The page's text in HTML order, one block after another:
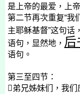
是上帝的最爱，上
第二节再次重复“我
主耶稣基督”这句话
语句，显然地， 后
语句。
第三至四节：
弟兄姊妹们，我